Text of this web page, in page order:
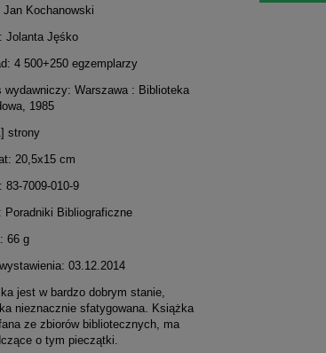
Jan Kochanowski
Jolanta Jęśko
4 500+250 egzemplarzy
wydawniczy: Warszawa : Biblioteka
1985
strony
20,5x15 cm
83-7009-010-9
Poradniki Bibliograficzne
66 g
03.12.2014
jest w bardzo dobrym stanie,
nieznacznie sfatygowana. Książka
ze zbiorów bibliotecznych, ma
o tym pieczątki.